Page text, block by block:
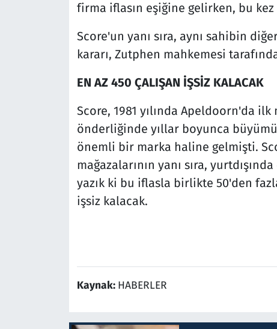
firma iflasın eşiğine gelirken, bu
Score'un yanı sıra, aynı sahibin
kararı, Zutphen mahkemesi
EN AZ 450 ÇALIŞAN İŞSİZ KALACAK
Score, 1981 yılında Apeldoorn'da
önderliğinde yıllar boyunca
önemli bir marka haline gelmişti.
mağazalarının yanı sıra,
yazık ki bu iflasla birlikte 50'den
işsiz kalacak.
Kaynak: HABERLER